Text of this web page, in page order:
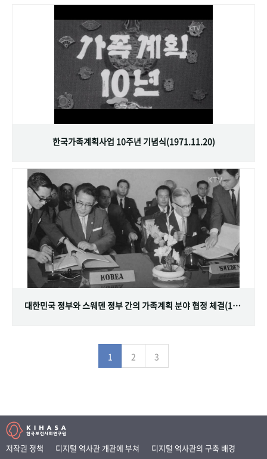
한국가족계획사업 10주년 기념식(1971.11.20)
대한민국 정부와 스웨덴 정부 간의 가족계획 분야 협정 체결(1968.07.12)
1 2 3
저작권 정책 디지털 역사관 개관에 부쳐
디지털 역사관의 구축 배경